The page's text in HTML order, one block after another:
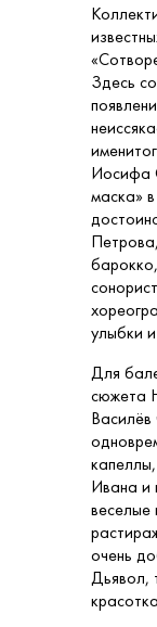
Здесь
Иосифа
маска»
улыбки
Для
сюжета
Василёв
Ивана и
веселые
очень
Дьявол,